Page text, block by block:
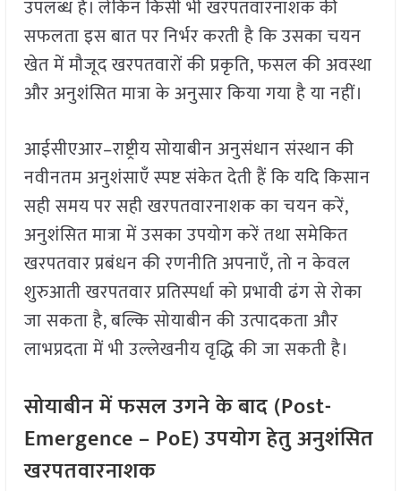
उपलब्ध हैं। लेकिन किसी भी खरपतवारनाशक की
सफलता इस बात पर निर्भर करती है कि उसका चयन
खेत में मौजूद खरपतवारों की प्रकृति, फसल की अवस्था
और अनुशंसित मात्रा के अनुसार किया गया है या नहीं।
आईसीएआर–राष्ट्रीय सोयाबीन अनुसंधान संस्थान की
नवीनतम अनुशंसाएँ स्पष्ट संकेत देती हैं कि यदि किसान
सही समय पर सही खरपतवारनाशक का चयन करें,
अनुशंसित मात्रा में उसका उपयोग करें तथा समेकित
खरपतवार प्रबंधन की रणनीति अपनाएँ, तो न केवल
शुरुआती खरपतवार प्रतिस्पर्धा को प्रभावी ढंग से रोका
जा सकता है, बल्कि सोयाबीन की उत्पादकता और
लाभप्रदता में भी उल्लेखनीय वृद्धि की जा सकती है।
सोयाबीन में फसल उगने के बाद (Post-
Emergence – PoE) उपयोग हेतु अनुशंसित
खरपतवारनाशक